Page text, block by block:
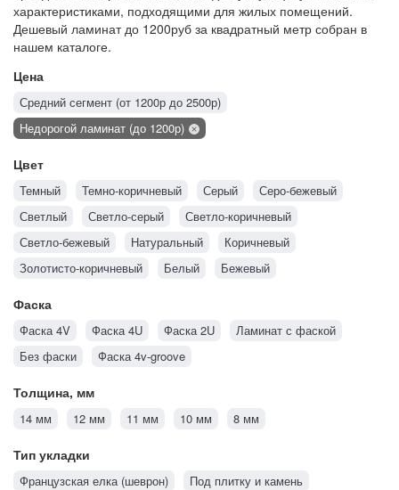
характеристиками, подходящими для жилых помещений.
Дешевый ламинат до 1200руб за квадратный метр собран в
нашем каталоге.
Цена
Средний сегмент (от 1200р до 2500р)
Недорогой ламинат (до 1200р)
Цвет
Темный Темно-коричневый Серый
Серо-бежевый
Светлый
Светло-серый
Светло-коричневый
Светло-бежевый
Натуральный
Коричневый
Золотисто-коричневый
Белый Бежевый
Фаска
Фаска 4V Фаска 4U Фаска 2U
Ламинат с фаской
Без фаски
Фаска 4v-groove
Толщина, мм
14 мм 12 мм 11 мм 10 мм 8 мм
Тип укладки
Французская елка (шеврон)
Под плитку и камень